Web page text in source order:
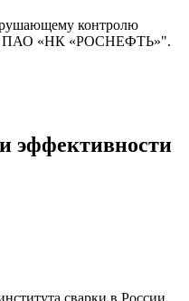
контролю
ПАО «НК «РОСНЕФТЬ»".
эффективности
сварки в России